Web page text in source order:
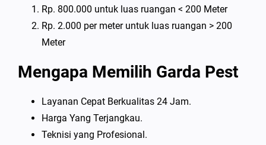
Rp. 800.000 untuk luas ruangan < 200 Meter
Rp. 2.000 per meter untuk luas ruangan > 200
Meter
Mengapa Memilih Garda Pest
Layanan Cepat Berkualitas 24 Jam.
Harga Yang Terjangkau.
Teknisi yang Profesional.